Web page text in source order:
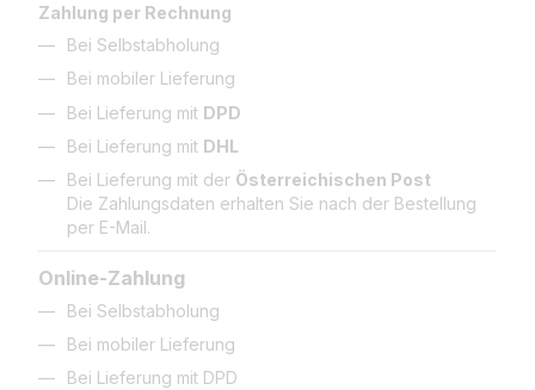
Zahlung per Rechnung
Bei Selbstabholung
Bei mobiler Lieferung
Bei Lieferung mit DPD
Bei Lieferung mit DHL
Bei Lieferung mit der Österreichischen Post
Die Zahlungsdaten erhalten Sie nach der Bestellung
per E-Mail.
Online-Zahlung
Bei Selbstabholung
Bei mobiler Lieferung
Bei Lieferung mit DPD